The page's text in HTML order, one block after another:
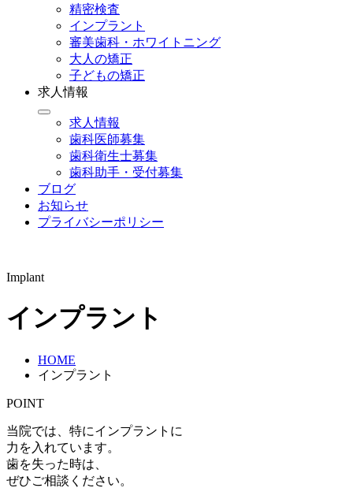
精密検査
インプラント
審美歯科・ホワイトニング
大人の矯正
子どもの矯正
求人情報
求人情報
歯科医師募集
歯科衛生士募集
歯科助手・受付募集
ブログ
お知らせ
プライバシーポリシー
Implant
インプラント
HOME
インプラント
POINT
当院では、特にインプラントに
力を入れています。
歯を失った時は、
ぜひご相談ください。